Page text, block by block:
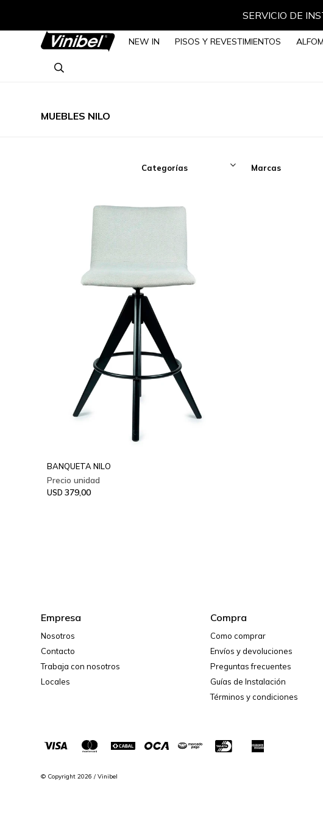
SERVICIO DE
NEW IN PISOS Y REVESTIMIENTOS
MUEBLES NILO
BANQUETA NILO
USD 379,00
Categorías Marcas
Empresa
Nosotros
Contacto
Trabaja con nosotros
Locales
Compra
Como comprar
Envíos y devoluciones
Preguntas frecuentes
Guías de Instalación
Términos y condiciones
© Copyright 2026 / Vinibel